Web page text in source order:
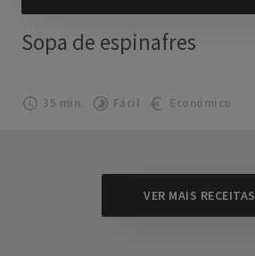
Sopa de espinafres
35 min. Fácil Económico
VER MAIS RECEITAS